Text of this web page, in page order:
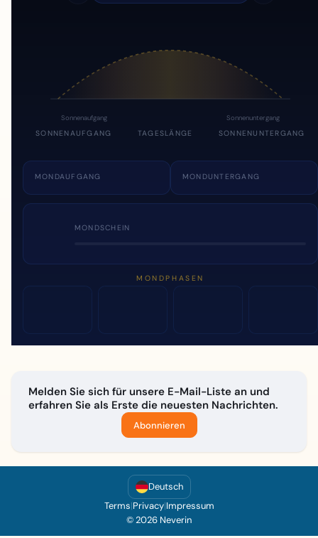
Sonnenaufgang Sonnenuntergang
SONNENAUFGANG TAGESLÄNGE SONNENUNTERGANG
MONDAUFGANG MONDUNTERGANG
MONDSCHEIN
MONDPHASEN
Melden Sie sich für unsere E-Mail-Liste an und
erfahren Sie als Erste die neuesten Nachrichten.
Abonnieren
Deutsch
Terms|Privacy|Impressum
© 2026 Neverin